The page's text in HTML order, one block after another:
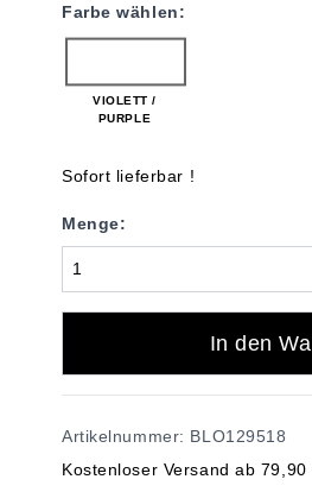
Farbe wählen:
VIOLETT /
PURPLE
Sofort lieferbar !
Menge:
In den
Artikelnummer: BLO129518
Kostenloser Versand ab 79,90